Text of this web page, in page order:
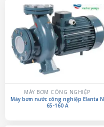
MÁY BƠM CÔNG NGHIỆP
Máy bơm nước công nghiệp Elanta N
65-160 A